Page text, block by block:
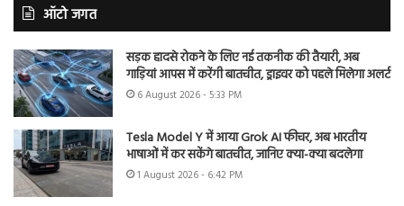
ऑटो जगत
सड़क हादसे रोकने के लिए नई तकनीक की तैयारी, अब
गाड़ियां आपस में करेंगी बातचीत, ड्राइवर को पहले मिलेगा अलर्ट
6 August 2026 - 5:33 PM
Tesla Model Y में आया Grok AI फीचर, अब भारतीय
भाषाओं में कर सकेंगे बातचीत, जानिए क्या-क्या बदलेगा
1 August 2026 - 6:42 PM